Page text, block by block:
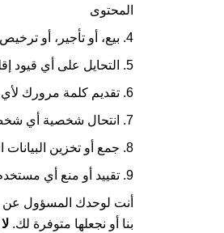
المحتوى
4. بيع، أو تأجير، أو ترخيص، أو تقسيط تأجير أي جزء من الخدمات أو المحتوى
5. التحايل على أي قيود إقليمية تقوم
6. تقديم كلمة مرورك لأي شخص آخر أو استخدام اسم المستخدم وكلمة مرور شخص آخر
7. انتحال شخصية أي شخص، أو كيان، أو سوء تمثيل أي تابعية مع أي كيان أو شخص
8. جمع أو تخزين البيانات الشخصية للمستخدمين الآخرين
9. تقييد أو منع أي مستخدم آخر من استخدام المواقع
أنت لوحدك المسؤول عن
بنا أو نجعلها متوفرة لك.